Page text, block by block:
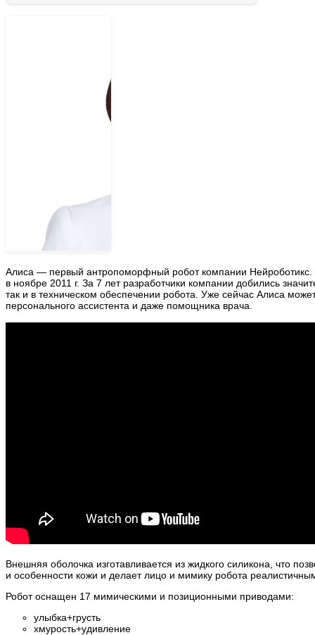
Алиса — первый антропоморфный робот компании
в ноябре 2011 г. За 7 лет разработчики компании добились
так и в техническом обеспечении робота. Уже сейчас Алиса
персонального ассистента и даже помощника врача.
Внешняя оболочка изготавливается из жидкого силикона, что
и особенности кожи и делает лицо и мимику робота
Робот оснащен 17 мимическими и позиционными приводами:
улыбка+грусть
хмурость+удивление